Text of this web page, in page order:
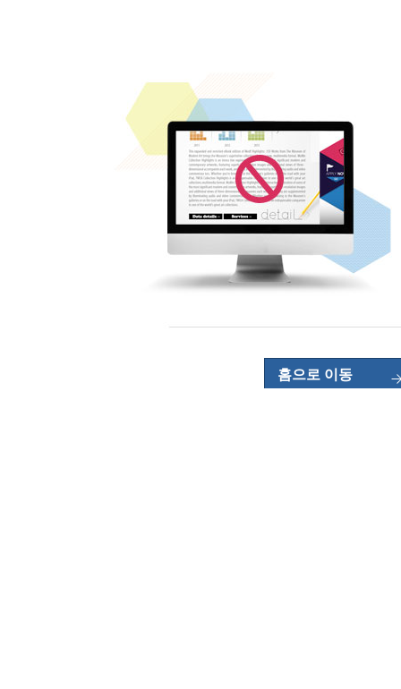
홈으로 이동